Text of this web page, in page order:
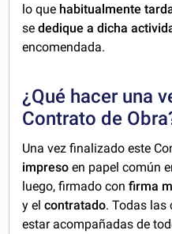
lo que habitualmente
sededique a dicha
encomendada.
¿Qué hacer una
Contrato de
Una vez finalizado este
impreso en papel común
luego, firmado confirma
y elcontratado. Todas las
estar acompañadas de